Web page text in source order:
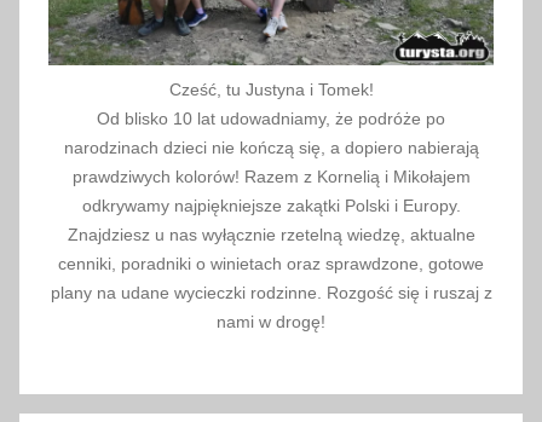
Cześć, tu Justyna i Tomek!
Od blisko 10 lat udowadniamy, że podróże po
narodzinach dzieci nie kończą się, a dopiero nabierają
prawdziwych kolorów! Razem z Kornelią i Mikołajem
odkrywamy najpiękniejsze zakątki Polski i Europy.
Znajdziesz u nas wyłącznie rzetelną wiedzę, aktualne
cenniki, poradniki o winietach oraz sprawdzone, gotowe
plany na udane wycieczki rodzinne. Rozgość się i ruszaj z
nami w drogę!